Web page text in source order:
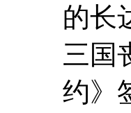
的长
三国
约》